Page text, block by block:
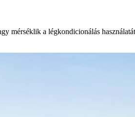
mérséklik a légkondicionálás